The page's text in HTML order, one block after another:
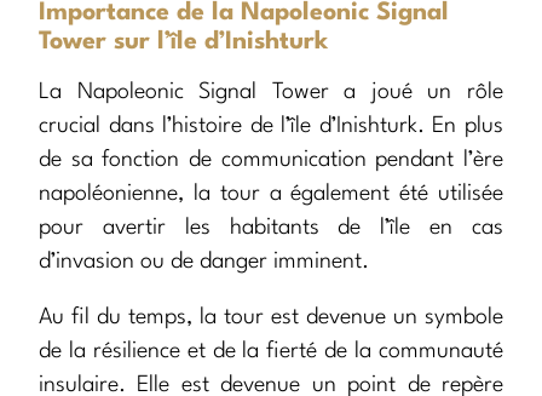
Importance de la Napoleonic Signal
Tower sur l’île d’Inishturk
La Napoleonic Signal Tower a joué un rôle
crucial dans l’histoire de l’île d’Inishturk. En plus
de sa fonction de communication pendant l’ère
napoléonienne, la tour a également été utilisée
pour avertir les habitants de l’île en cas
d’invasion ou de danger imminent.
Au fil du temps, la tour est devenue un symbole
de la résilience et de la fierté de la communauté
insulaire. Elle est devenue un point de repère